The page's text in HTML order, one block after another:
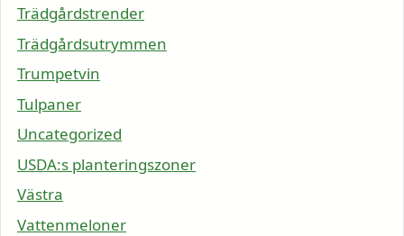
Trädgårdstrender
Trädgårdsutrymmen
Trumpetvin
Tulpaner
Uncategorized
USDA:s planteringszoner
Västra
Vattenmeloner